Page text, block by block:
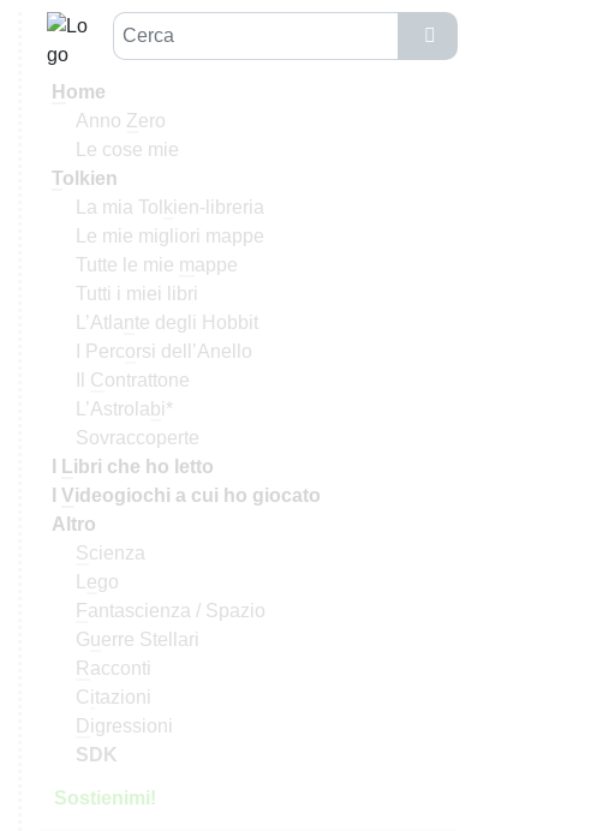
C
e
H ome
Anno Zero
Le cose mie
Tolkien
La mia Tol kien-libreria
Le mie migliori mappe
Tutte le mie mappe
Tutti i miei libri
L’Atlante degli Hobbit
I Percorsi dell’Anello
Contrattone
L’Astrola bi*
Sovraccoperte
Libri che ho letto
Videogiochi a cui ho giocato
Altro
Scienza
ego
Fantascienza / Spazio
Guerre Stellari
Racconti
Citazioni
Digressioni
SDK
Sostienimi!